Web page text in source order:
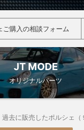
ご購入の相談フォーム
JT MODE
オリジナルパーツ
過去に販売したポルシェ（